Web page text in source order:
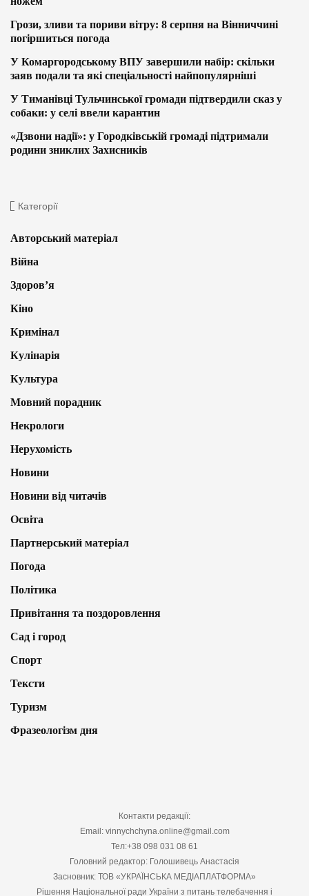
Грози, зливи та пориви вітру: 8 серпня на Вінниччині
погіршиться погода
У Комаргородському ВПУ завершили набір: скільки
заяв подали та які спеціальності найпопулярніші
У Тиманівці Тульчинської громади підтвердили сказ у
собаки: у селі ввели карантин
«Дзвони надії»: у Городківській громаді підтримали
родини зниклих Захисників
Категорії
Авторський матеріал
Війна
Здоров’я
Кіно
Кримінал
Кулінарія
Культура
Мовний порадник
Некрологи
Нерухомість
Новини
Новини від читачів
Освіта
Партнерський матеріал
Погода
Політика
Привітання та поздоровлення
Сад і город
Спорт
Тексти
Туризм
Фразеологізм дня
Контакти редакції:
Email: vinnychchyna.online@gmail.com
Тел:+38 098 031 08 61
Головний редактор: Голошивець Анастасія
Засновник: ТОВ «УКРАЇНСЬКА МЕДІАПЛАТФОРМА»
Рішення Національної ради України з питань телебачення і